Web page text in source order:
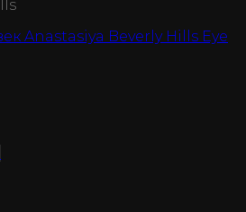
Anastasiya Beverly Hills Eye